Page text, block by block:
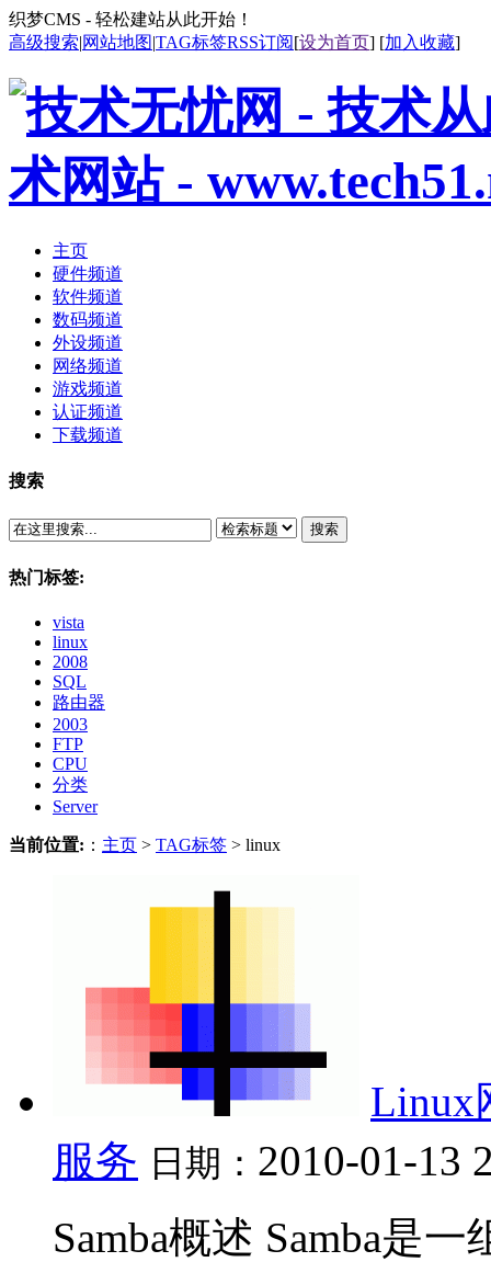
织梦CMS - 轻松建站从此开始！
高级搜索|网站地图|TAG标签RSS订阅[设为首页] [加入收藏]
主页
硬件频道
软件频道
数码频道
外设频道
网络频道
游戏频道
认证频道
下载频道
搜索
搜索
热门标签:
vista
linux
2008
SQL
路由器
2003
FTP
CPU
分类
Server
当前位置: ： 主页 > TAG标签 > linux
Linux
服务 日期： 2010-01-13
Samba概述 Samba是